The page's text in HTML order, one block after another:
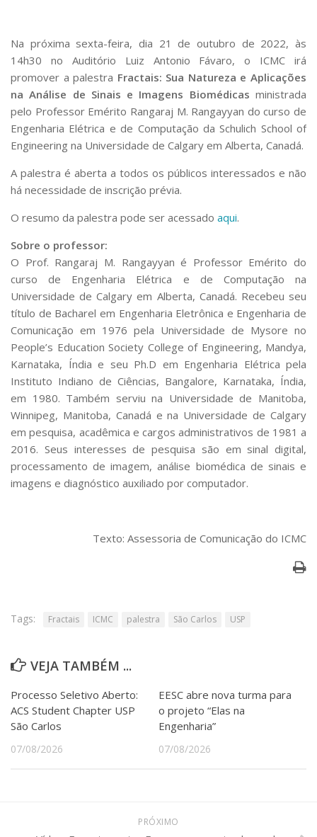
Apoio ao Estudante
Segurança, Trânsito e Prevenção
RH, Administrativo e Financeiro
Outros serviços
Comunicação
Assessorias e Mídias
Aplicativos e Sites
Agenda de Eventos
Defesa de Teses
Na próxima sexta-feira, dia 21 de outubro de 2022, às
14h30 no Auditório Luiz Antonio Fávaro, o ICMC irá
promover a palestra Fractais: Sua Natureza e Aplicações
na Análise de Sinais e Imagens Biomédicas ministrada
pelo Professor Emérito Rangaraj M. Rangayyan do curso de
Engenharia Elétrica e de Computação da Schulich School of
Engineering na Universidade de Calgary em Alberta, Canadá.
A palestra é aberta a todos os públicos interessados e não
há necessidade de inscrição prévia.
O resumo da palestra pode ser acessado aqui.
Sobre o professor:
O Prof. Rangaraj M. Rangayyan é Professor Emérito do
curso de Engenharia Elétrica e de Computação na
Universidade de Calgary em Alberta, Canadá. Recebeu seu
título de Bacharel em Engenharia Eletrônica e Engenharia de
Comunicação em 1976 pela Universidade de Mysore no
People’s Education Society College of Engineering, Mandya,
Karnataka, Índia e seu Ph.D em Engenharia Elétrica pela
Instituto Indiano de Ciências, Bangalore, Karnataka, Índia,
em 1980. Também serviu na Universidade de Manitoba,
Winnipeg, Manitoba, Canadá e na Universidade de Calgary
em pesquisa, acadêmica e cargos administrativos de 1981 a
2016. Seus interesses de pesquisa são em sinal digital,
processamento de imagem, análise biomédica de sinais e
imagens e diagnóstico auxiliado por computador.
Texto: Assessoria de Comunicação do ICMC
Tags: Fractais ICMC palestra São Carlos USP
VEJA TAMBÉM ...
Processo Seletivo Aberto:
ACS Student Chapter USP
São Carlos
07/08/2026
EESC abre nova turma para
o projeto “Elas na
Engenharia”
07/08/2026
PRÓXIMO